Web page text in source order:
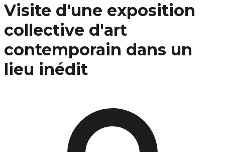
Visite d'une exposition
collective d'art
contemporain dans un
lieu inédit